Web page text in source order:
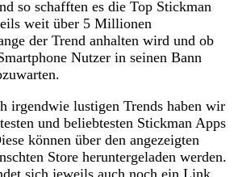
so schafften es die Top Stickman
weit über 5 Millionen
der Trend anhalten wird und ob
Nutzer in seinen Bann
irgendwie lustigen Trends haben wir
und beliebtesten Stickman Apps
können über den angezeigten
Store heruntergeladen werden.
sich jeweils auch noch ein Link